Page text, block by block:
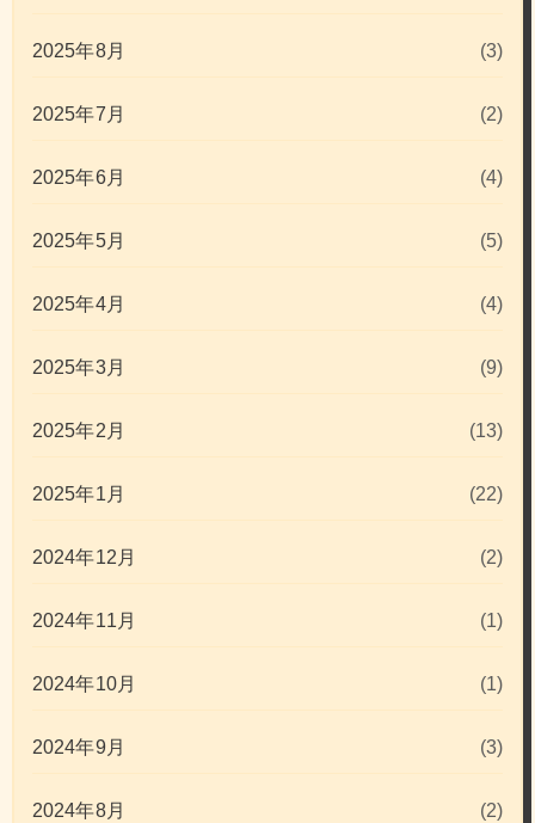
2025年8月 (3)
2025年7月 (2)
2025年6月 (4)
2025年5月 (5)
2025年4月 (4)
2025年3月 (9)
2025年2月 (13)
2025年1月 (22)
2024年12月 (2)
2024年11月 (1)
2024年10月 (1)
2024年9月 (3)
2024年8月 (2)